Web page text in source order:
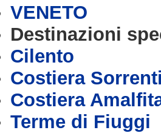
VENETO
Destinazioni
Cilento
Costiera
Costiera
Terme di Fiuggi